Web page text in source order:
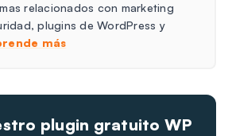
relacionados con marketing
plugins de WordPress y
más
plugin gratuito WP